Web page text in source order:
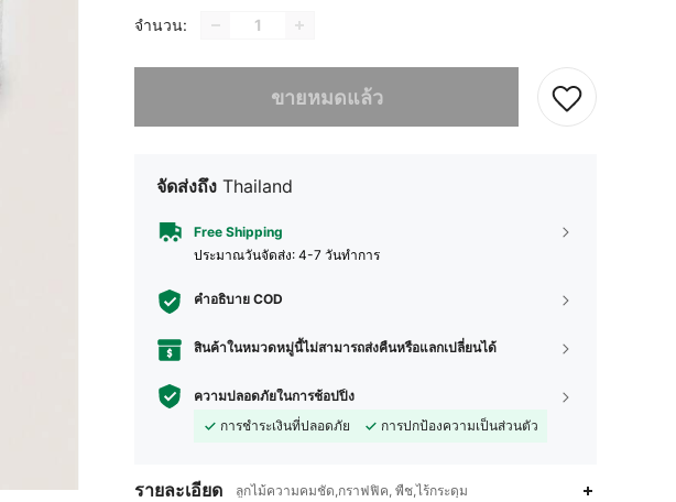
จำนวน:
ขายหมดแล้ว
จัดส่งถึง Thailand
Free Shipping
ประมาณวันจัดส่ง: 4-7 วันทำการ
คำอธิบาย COD
สินค้าในหมวดหมู่นี้ไม่สามารถส่งคืนหรือแลกเปลี่ยนได้
ความปลอดภัยในการช้อปปิ้ง
การชำระเงินที่ปลอดภัย
การปกป้องความเป็นส่วนตัว
รายละเอียด ลูกไม้ความคมชัด,กราฟฟิค, พืช,ไร้กระดุม